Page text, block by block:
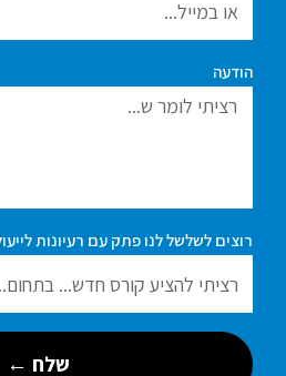
הודעה
רוצים לשלשל לנו פתק עם רעיונות
שלח ←